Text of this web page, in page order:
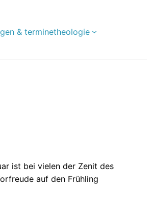
& terminetheologie
ist bei vielen der Zenit des
auf den Frühling